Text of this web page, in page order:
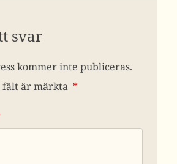
svar
kommer inte publiceras.
fält är märkta *